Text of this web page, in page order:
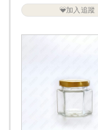
加入追蹤